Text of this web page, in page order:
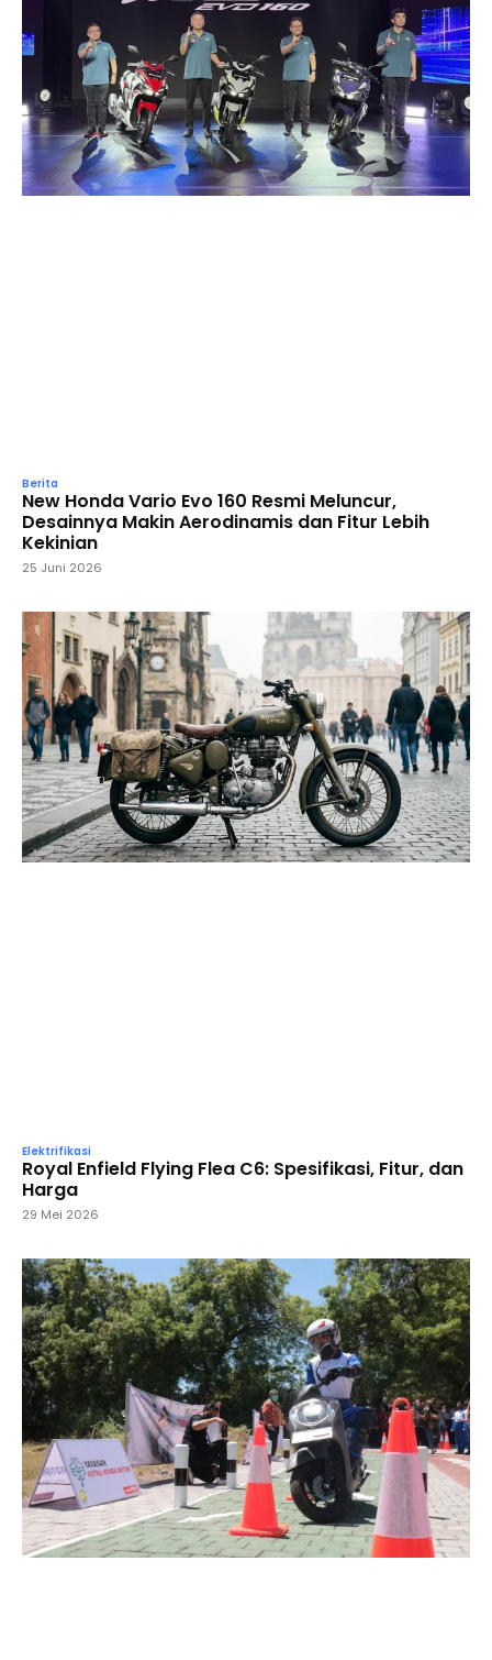
Berita
New Honda Vario Evo 160 Resmi Meluncur,
Desainnya Makin Aerodinamis dan Fitur Lebih
Kekinian
25 Juni 2026
Elektrifikasi
Royal Enfield Flying Flea C6: Spesifikasi, Fitur, dan
Harga
29 Mei 2026